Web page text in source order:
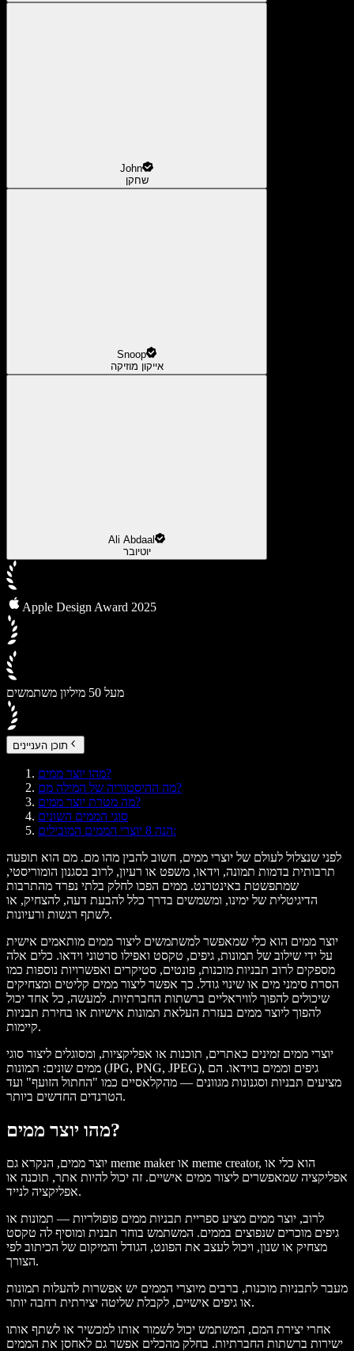
John
שחקן
Snoop
אייקון מוזיקה
Ali Abdaal
יוטיובר
Apple Design Award 2025
מעל 50 מיליון משתמשים
תוכן העניינים
מהו יוצר ממים?
מה ההיסטוריה של המילה מם?
מה מטרת יוצר ממים?
סוגי הממים השונים
הנה 8 יוצרי הממים המובילים:
לפני שנצלול לעולם של יוצרי ממים, חשוב להבין מהו מם. מם הוא תופעה
תרבותית בדמות תמונה, וידאו, משפט או רעיון, לרוב בסגנון הומוריסטי,
שמתפשטת באינטרנט. ממים הפכו לחלק בלתי נפרד מהתרבות
הדיגיטלית של ימינו, ומשמשים בדרך כלל להבעת דעה, להצחיק, או
לשתף רגשות ורעיונות.
יוצר ממים הוא כלי שמאפשר למשתמשים ליצור ממים מותאמים אישית
על ידי שילוב של תמונות, גיפים, טקסט ואפילו סרטוני וידאו. כלים אלה
מספקים לרוב תבניות מוכנות, פונטים, סטיקרים ואפשרויות נוספות כמו
הסרת סימני מים או שינוי גודל. כך אפשר ליצור ממים קליטים ומצחיקים
שיכולים להפוך לוויראליים ברשתות החברתיות. למעשה, כל אחד יכול
להפוך ליוצר ממים בעזרת העלאת תמונות אישיות או בחירת תבניות
קיימות.
יוצרי ממים זמינים כאתרים, תוכנות או אפליקציות, ומסוגלים ליצור סוגי
ממים שונים: תמונות (JPG, PNG, JPEG), גיפים וממים בוידאו. הם
מציעים תבניות וסגנונות מגוונים — מהקלאסיים כמו "החתול הזועף" ועד
הטרנדים החדשים ביותר.
מהו יוצר ממים?
יוצר ממים, הנקרא גם meme maker או meme creator, הוא כלי או
אפליקציה שמאפשרים ליצור ממים אישיים. זה יכול להיות אתר, תוכנה או
אפליקציה לנייד.
לרוב, יוצר ממים מציע ספריית תבניות ממים פופולריות — תמונות או
גיפים מוכרים שנפוצים בממים. המשתמש בוחר תבנית ומוסיף לה טקסט
מצחיק או שנון, ויכול לעצב את הפונט, הגודל והמיקום של הכיתוב לפי
הצורך.
מעבר לתבניות מוכנות, ברבים מיוצרי הממים יש אפשרות להעלות תמונות
או גיפים אישיים, לקבלת שליטה יצירתית רחבה יותר.
אחרי יצירת המם, המשתמש יכול לשמור אותו למכשיר או לשתף אותו
ישירות ברשתות החברתיות. בחלק מהכלים אפשר גם לאחסן את הממים